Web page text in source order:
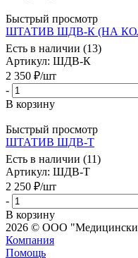
Быстрый просмотр
ШТАТИВ ШДВ-К (НА
Есть в наличии (13)
Артикул: ШДВ-К
2 350 ₽/шт
-
В корзину
Быстрый просмотр
ШТАТИВ ШДВ-Т
Есть в наличии (11)
Артикул: ШДВ-Т
2 250 ₽/шт
-
В корзину
2026 © ООО
Компания
Помощь